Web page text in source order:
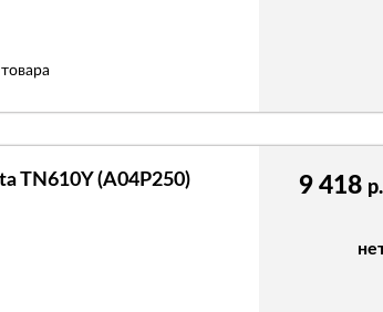
9 418 р.
TN610Y (A04P250)